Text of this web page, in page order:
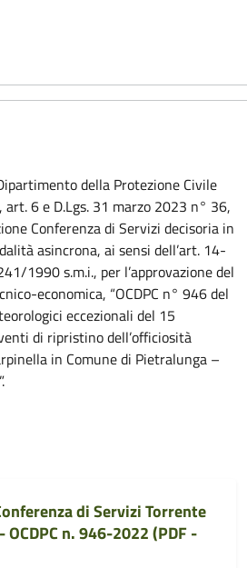
della Protezione Civile
6 e D.Lgs. 31 marzo 2023 n° 36,
Conferenza di Servizi decisoria in
asincrona, ai sensi dell’art. 14-
1990 s.m.i., per l’approvazione del
economica, “OCDPC n° 946 del
eccezionali del 15
di ripristino dell’officiosità
in Comune di Pietralunga –
di Servizi Torrente
OCDPC n. 946-2022 (PDF -